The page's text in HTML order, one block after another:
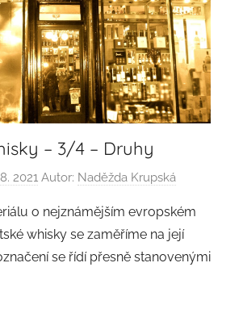
– 3/4 – Druhy
2021 Autor: Naděžda Krupská
o nejznámějším evropském
whisky se zaměříme na její
se řídí přesně stanovenými